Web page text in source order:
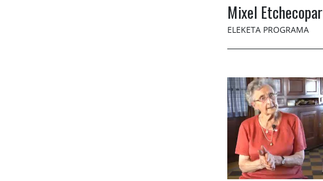
Mixel Etchecopar
ELEKETA PROGRAMA